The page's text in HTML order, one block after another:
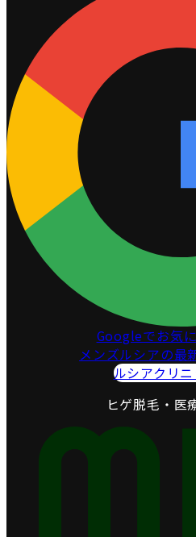
Googleでお気
メンズルシアの最
ルシアクリ
ヒゲ脱毛・医